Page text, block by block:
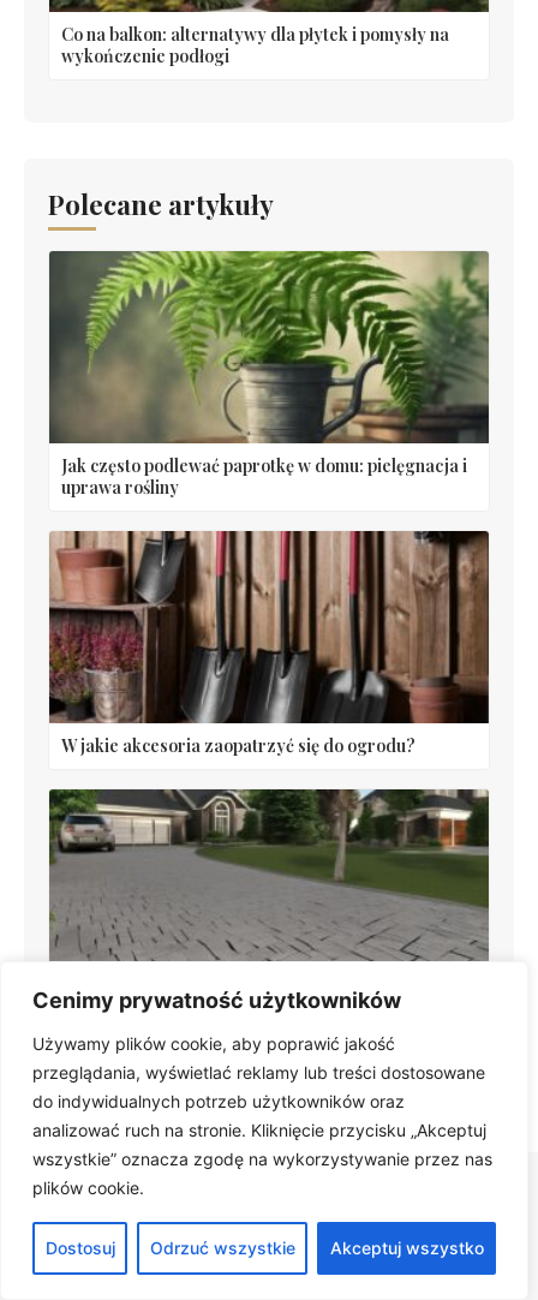
Cenimy prywatność użytkowników
Używamy plików cookie, aby poprawić jakość
przeglądania, wyświetlać reklamy lub treści dostosowane
do indywidualnych potrzeb użytkowników oraz
analizować ruch na stronie. Kliknięcie przycisku „Akceptuj
wszystkie” oznacza zgodę na wykorzystywanie przez nas
plików cookie.
Dostosuj Odrzuć wszystkie Akceptuj wszystko
Co na balkon: alternatywy dla płytek i pomysły na
wykończenie podłogi
Polecane artykuły
Jak często podlewać paprotkę w domu: pielęgnacja i
uprawa rośliny
W jakie akcesoria zaopatrzyć się do ogrodu?
Co zamiast kostki na podjazd? Tanie i trwałe
Polecane artykuły